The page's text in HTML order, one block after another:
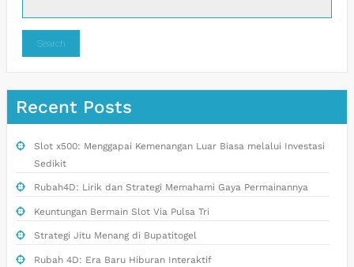
Search
Recent Posts
Slot x500: Menggapai Kemenangan Luar Biasa melalui Investasi
Sedikit
Rubah4D: Lirik dan Strategi Memahami Gaya Permainannya
Keuntungan Bermain Slot Via Pulsa Tri
Strategi Jitu Menang di Bupatitogel
Rubah 4D: Era Baru Hiburan Interaktif